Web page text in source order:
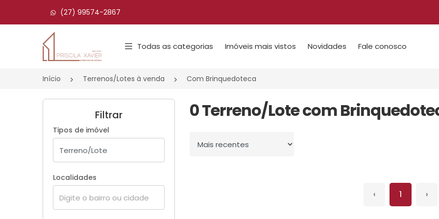
(27) 99574-2867
Página inicial
Todas as categorias Imóveis mais vistos Novidades Fale conosco
Início Terrenos/Lotes à venda Com Brinquedoteca
Filtrar
Tipos de imóvel
Localidades
0 Terreno/Lote com
Ordenar por
‹ 1 ›